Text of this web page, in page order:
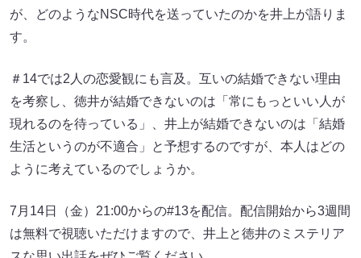
が、どのようなNSC時代を送っていたのかを井上が語りま
す。
＃14では2人の恋愛観にも言及。互いの結婚できない理由
を考察し、徳井が結婚できないのは「常にもっといい人が
現れるのを待っている」、井上が結婚できないのは「結婚
生活というのが不適合」と予想するのですが、本人はどの
ように考えているのでしょうか。
7月14日（金）21:00からの#13を配信。配信開始から3週間
は無料で視聴いただけますので、井上と徳井のミステリア